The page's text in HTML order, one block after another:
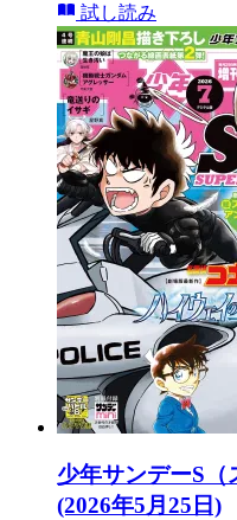
試し読み
少年サンデーS（
(2026年5月25日)